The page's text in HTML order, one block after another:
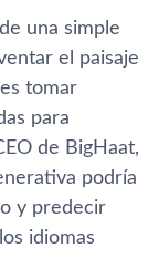
una simple
el paisaje
tomar
para
de BigHaat,
podría
y predecir
idiomas